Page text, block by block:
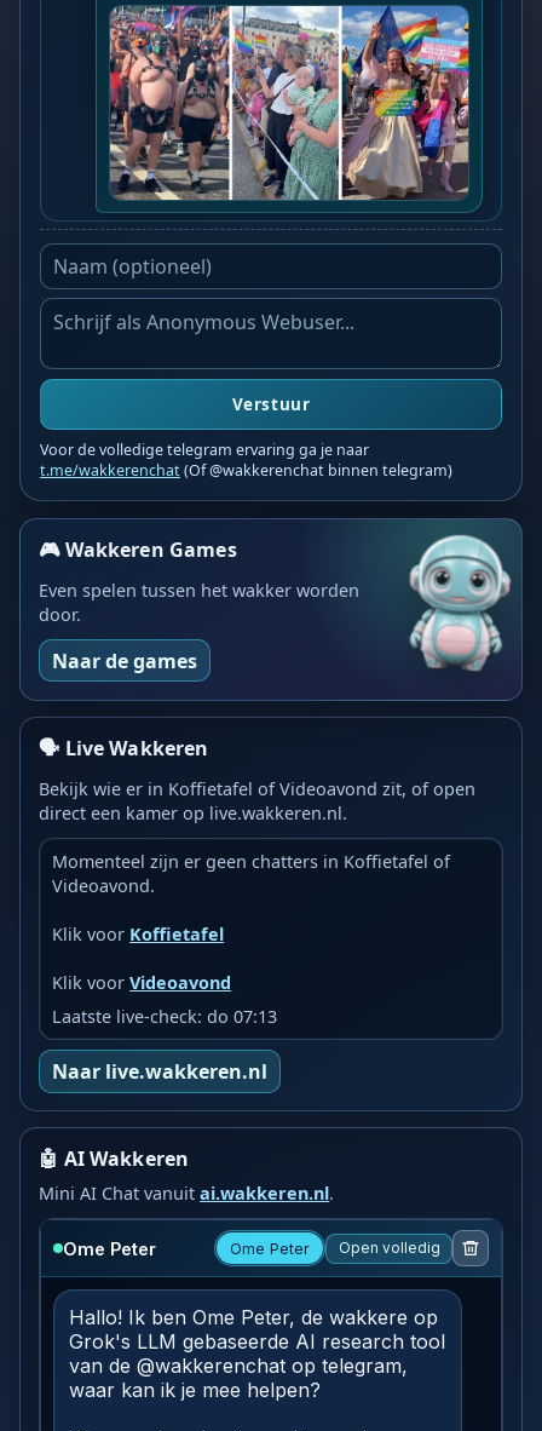
Verstuur
Voor de volledige telegram ervaring ga je naar
t.me/wakkerenchat(Of @wakkerenchat binnen telegram)
🎮 Wakkeren Games
Even spelen tussen het wakker worden
door.
Naar de games
🗣️ Live Wakkeren
Bekijk wie er in Koffietafel of Videoavond zit, of open
direct een kamer op live.wakkeren.nl.
Momenteel zijn er geen chatters in Koffietafel of
Videoavond.
Klik voor Koffietafel
Klik voorVideoavond
Laatste live-check: do 07:13
Naar live.wakkeren.nl
🤖 AI Wakkeren
Mini AI Chat vanuitai.wakkeren.nl.